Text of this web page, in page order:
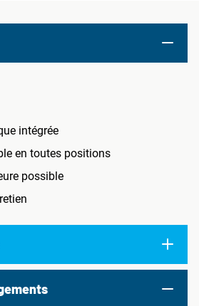
intégrée
en toutes positions
possible